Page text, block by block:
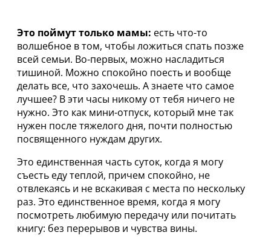
Это поймут только мамы: есть что-то
волшебное в том, чтобы ложиться спать позже
всей семьи. Во-первых, можно насладиться
тишиной. Можно спокойно поесть и вообще
делать все, что захочешь. А знаете что самое
лучшее? В эти часы никому от тебя ничего не
нужно. Это как мини-отпуск, который мне так
нужен после тяжелого дня, почти полностью
посвященного нуждам других.
Это единственная часть суток, когда я могу
съесть еду теплой, причем спокойно, не
отвлекаясь и не вскакивая с места по нескольку
раз. Это единственное время, когда я могу
посмотреть любимую передачу или почитать
книгу: без перерывов и чувства вины.